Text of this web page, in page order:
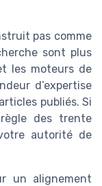
pas comme
sont plus
les moteurs de
d’expertise
publiés. Si
des trente
autorité de
un alignement